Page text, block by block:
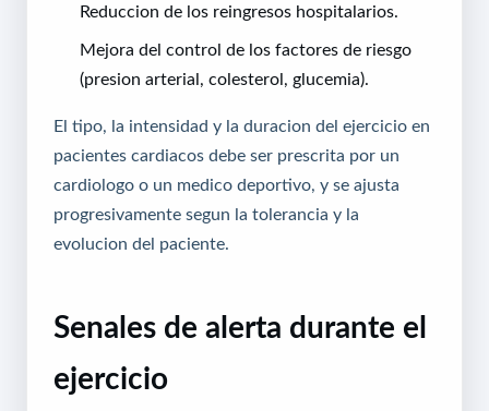
Reduccion de los reingresos hospitalarios.
Mejora del control de los factores de riesgo
(presion arterial, colesterol, glucemia).
El tipo, la intensidad y la duracion del ejercicio en
pacientes cardiacos debe ser prescrita por un
cardiologo o un medico deportivo, y se ajusta
progresivamente segun la tolerancia y la
evolucion del paciente.
Senales de alerta durante el
ejercicio